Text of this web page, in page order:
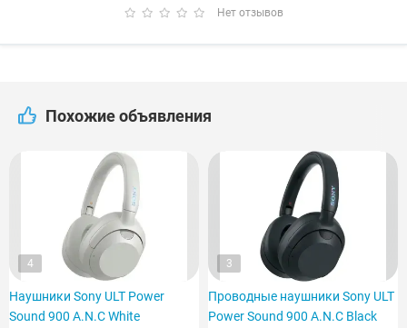
Нет отзывов
Похожие объявления
4
Наушники Sony ULT Power
Sound 900 A.N.C White
3
Проводные наушники Sony ULT
Power Sound 900 A.N.C Black